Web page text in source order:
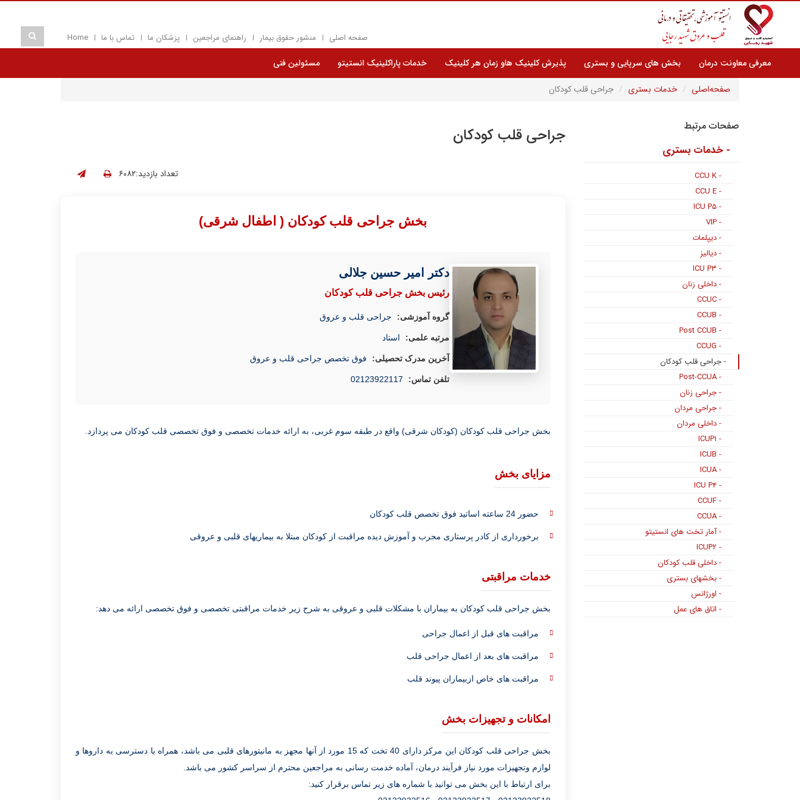
صفحه اصلی منشور حقوق بیمار راهنمای مراجعین پزشکان ما تماس با ما Home
معرفی معاونت درمان بخش های سرپایی و بستری پذیرش کلینیک هاو زمان هر کلینیک خدمات پاراکلینیک انستیتو
مسئولین فنی
صفحه‌اصلی
خدمات بستری جراحی قلب کودکان
جراحی قلب کودکان
تعداد بازدید:۶۰۸۲
بخش جراحی قلب کودکان ( اطفال شرقی)
دکتر امیر حسین جلالی
رئیس بخش جراحی قلب کودکان
گروه آموزشی: جراحی قلب و عروق
مرتبه علمی: استاد
آخرین مدرک تحصیلی: فوق تخصص جراحی قلب و عروق
تلفن تماس:
بخش جراحی قلب کودکان (کودکان شرقی) واقع در طبقه سوم غربی، به ارائه خدمات تخصصی و فوق تخصصی قلب کودکان می پردازد.
مزایای بخش
حضور 24 ساعته اساتید فوق تخصص قلب کودکان
برخورداری از کادر پرستاری مجرب و آموزش دیده مراقبت از کودکان مبتلا به بیماریهای قلبی و عروقی
خدمات مراقبتی
بخش جراحی قلب کودکان به بیماران با مشکلات قلبی و عروقی به شرح زیر خدمات مراقبتی تخصصی و فوق تخصصی ارائه می دهد:
مراقبت های قبل از اعمال جراحی
مراقبت های بعد از اعمال جراحی قلب
مراقبت های خاص ازبیماران پیوند قلب
امکانات و تجهیزات بخش
بخش جراحی قلب کودکان این مرکز دارای 40 تخت که 15 مورد از آنها مجهز به مانیتورهای قلبی می باشد، همراه با دسترسی به داروها و
لوازم وتجهیزات مورد نیاز فرآیند درمان، آماده خدمت رسانی به مراجعین محترم از سراسر کشور می باشد.
برای ارتباط با این بخش می توانید با شماره های زیر تماس برقرار کنید:
صفحات مرتبط
- خدمات بستری
- CCU K
- CCU E
- ICU P۵
- VIP
- دیپلمات
- دیالیز
- ICU P۳
- داخلی زنان
- CCUC
- CCUB
- Post CCUB
- CCUG
- جراحی قلب کودکان
- Post-CCUA
- جراحی زنان
- جراحی مردان
- داخلی مردان
- ICUP۱
- ICUB
- ICUA
- ICU P۴
- CCUF
- CCUA
- آمار تخت های انستیتو
- ICUP۲
- داخلی قلب کودکان
- بخشهای بستری
- اورژانس
- اتاق های عمل